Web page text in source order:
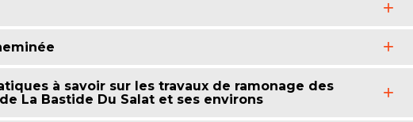
à savoir sur les travaux de ramonage des
La Bastide Du Salat et ses environs